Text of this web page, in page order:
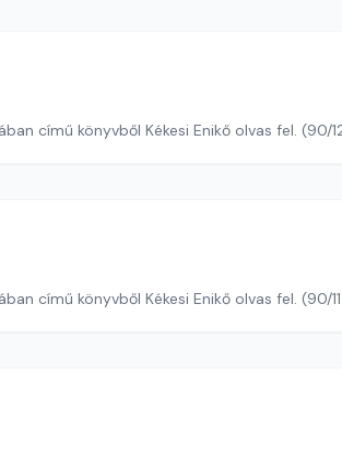
Romano Guardini: Az imádság iskolájában című könyvből
Romano Guardini: Az imádság iskolájában című könyvből Kékesi